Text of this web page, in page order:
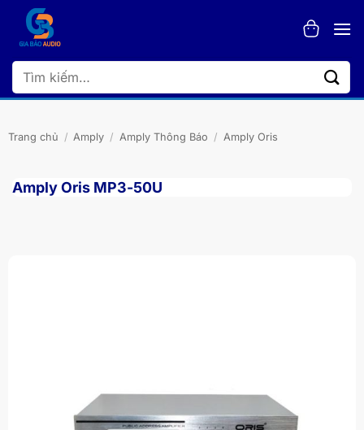
dung
Tìm
kiếm:
Trang chủ / Amply / Amply Thông Báo / Amply Oris
Amply Oris MP3-50U